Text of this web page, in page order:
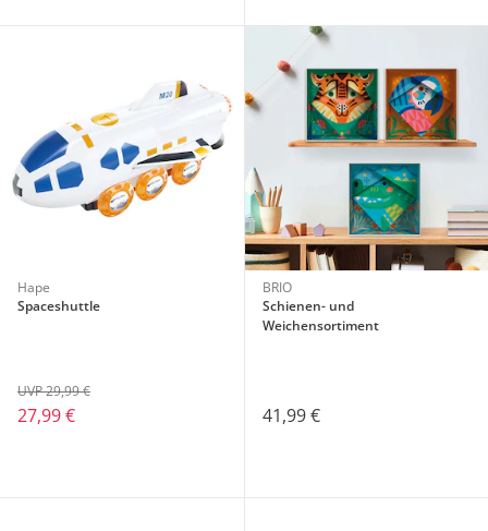
Hape
Spaceshuttle
27,99 €
UVP 29,99 €
BRIO
Schienen- und
Weichensortiment
41,99 €